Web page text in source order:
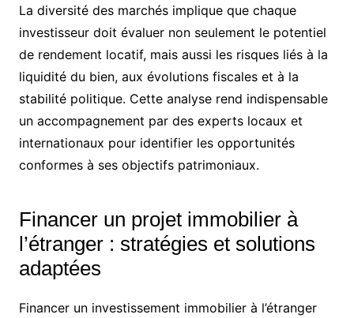
La diversité des marchés implique que chaque
investisseur doit évaluer non seulement le potentiel
de rendement locatif, mais aussi les risques liés à la
liquidité du bien, aux évolutions fiscales et à la
stabilité politique. Cette analyse rend indispensable
un accompagnement par des experts locaux et
internationaux pour identifier les opportunités
conformes à ses objectifs patrimoniaux.
Financer un projet immobilier à
l’étranger : stratégies et solutions
adaptées
Financer un investissement immobilier à l’étranger